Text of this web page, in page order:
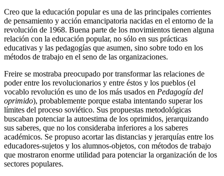
Creo que la educación popular es una de las principales corrientes
de pensamiento y acción emancipatoria nacidas en el entorno de la
revolución de 1968. Buena parte de los movimientos tienen alguna
relación con la educación popular, no sólo en sus prácticas
educativas y las pedagogías que asumen, sino sobre todo en los
métodos de trabajo en el seno de las organizaciones.
Freire se mostraba preocupado por transformar las relaciones de
poder entre los revolucionarios y entre éstos y los pueblos (el
vocablo revolución es uno de los más usados en Pedagogía del
oprimido), probablemente porque estaba intentando superar los
límites del proceso soviético. Sus propuestas metodológicas
buscaban potenciar la autoestima de los oprimidos, jerarquizando
sus saberes, que no los consideraba inferiores a los saberes
académicos. Se propuso acortar las distancias y jerarquías entre los
educadores-sujetos y los alumnos-objetos, con métodos de trabajo
que mostraron enorme utilidad para potenciar la organización de los
sectores populares.